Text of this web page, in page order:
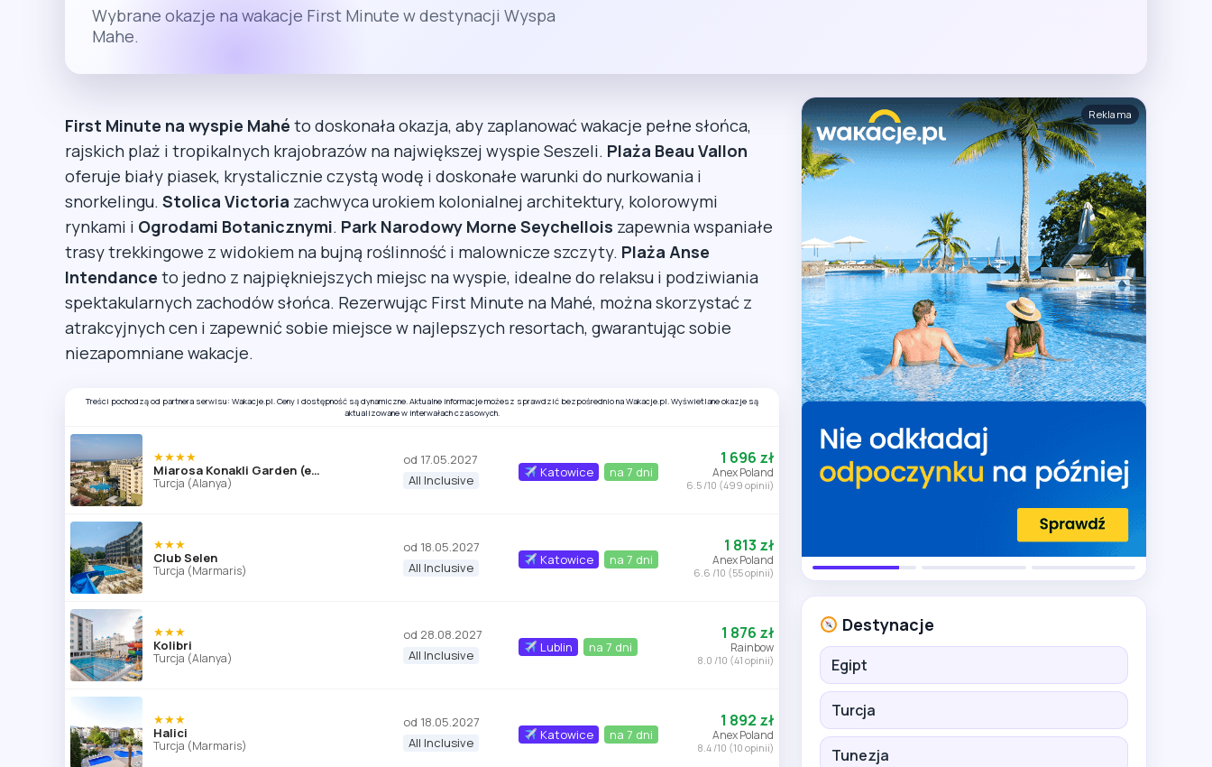
Wybrane okazje na wakacje First Minute w destynacji Wyspa
Mahe.
First Minute na wyspie Mahé to doskonała okazja, aby zaplanować wakacje pełne słońca,
rajskich plaż i tropikalnych krajobrazów na największej wyspie Seszeli. Plaża Beau Vallon
oferuje biały piasek, krystalicznie czystą wodę i doskonałe warunki do nurkowania i
snorkelingu. Stolica Victoria zachwyca urokiem kolonialnej architektury, kolorowymi
rynkami i Ogrodami Botanicznymi. Park Narodowy Morne Seychellois zapewnia wspaniałe
trasy trekkingowe z widokiem na bujną roślinność i malownicze szczyty. Plaża Anse
Intendance to jedno z najpiękniejszych miejsc na wyspie, idealne do relaksu i podziwiania
spektakularnych zachodów słońca. Rezerwując First Minute na Mahé, można skorzystać z
atrakcyjnych cen i zapewnić sobie miejsce w najlepszych resortach, gwarantując sobie
niezapomniane wakacje.
Treści pochodzą od partnera serwisu: Wakacje.pl. Ceny i dostępność są dynamiczne. Aktualne informacje możesz sprawdzić bezpośrednio na Wakacje.pl. Wyświetlane okazje są
aktualizowane w interwałach czasowych.
★★★★
Miarosa Konakli Garden (ex Hedef Rose Garden)
Turcja (Alanya)
od 17.05.2027
All Inclusive
Katowice na 7 dni
1 696 zł
Anex Poland
6.5 /10 (499 opinii)
★★★
Club Selen
Turcja (Marmaris)
od 18.05.2027
All Inclusive
Katowice na 7 dni
1 813 zł
Anex Poland
6.6 /10 (55 opinii)
★★★
Kolibri
Turcja (Alanya)
od 28.08.2027
All Inclusive
Lublin na 7 dni
1 876 zł
Rainbow
8.0 /10 (41 opinii)
★★★
Halici
Turcja (Marmaris)
od 18.05.2027
All Inclusive
Katowice na 7 dni
1 892 zł
Anex Poland
8.4 /10 (10 opinii)
Reklama
Destynacje
Egipt
Turcja
Tunezja